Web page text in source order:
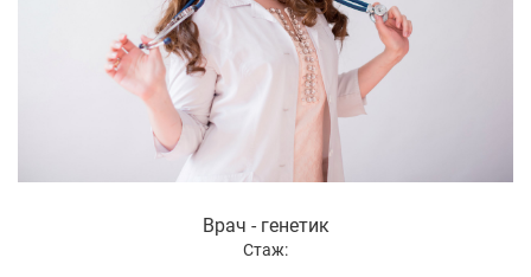
Врач - генетик
Стаж: